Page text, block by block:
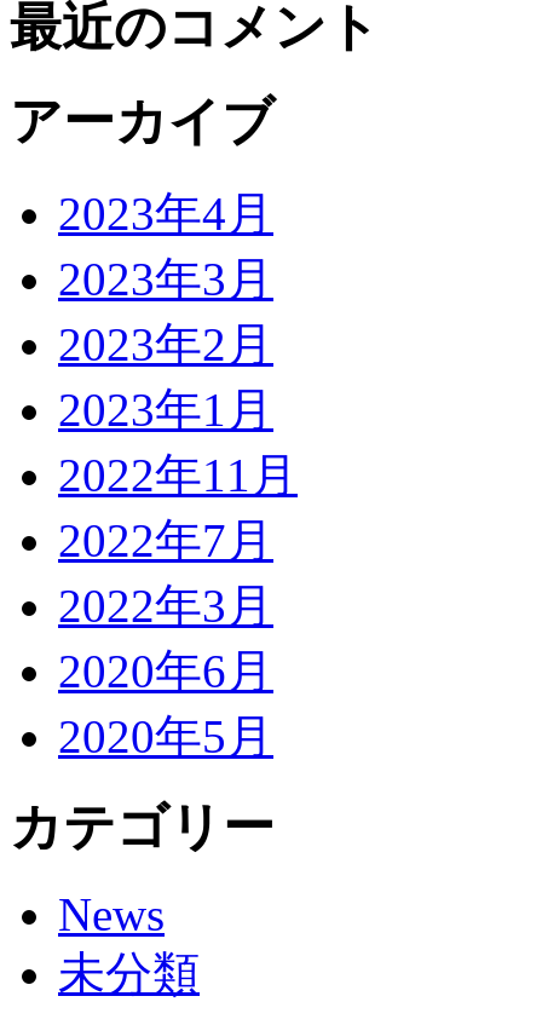
最近のコメント
アーカイブ
2023年4月
2023年3月
2023年2月
2023年1月
2022年11月
2022年7月
2022年3月
2020年6月
2020年5月
カテゴリー
News
未分類